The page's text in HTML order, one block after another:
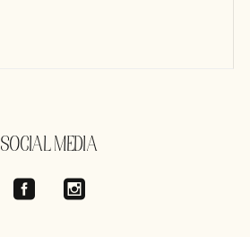
SOCIAL MEDIA